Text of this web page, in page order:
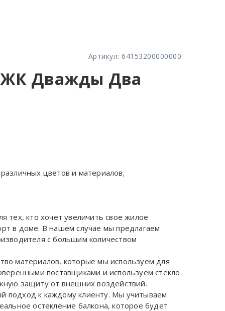
Артикул: 64153200000000
ЖК Дважды Два
цветов и материалов;
тех, кто хочет увеличить свое жилое
в доме. В нашем случае мы предлагаем
с большим количеством
материалов, которые мы используем для
поставщиками и используем стекло
защиту от внешних воздействий.
подход к каждому клиенту. Мы учитываем
остекление балкона, которое будет